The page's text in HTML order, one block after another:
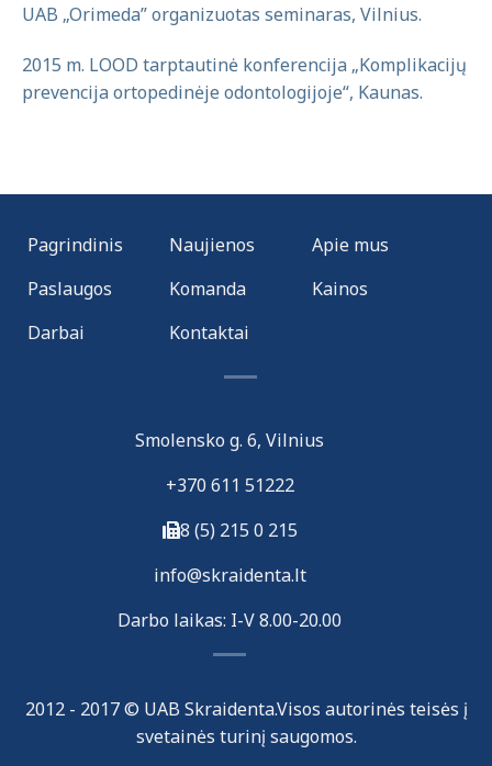
UAB „Orimeda” organizuotas seminaras, Vilnius.
2015 m. LOOD tarptautinė konferencija „Komplikacijų
prevencija ortopedinėje odontologijoje“, Kaunas.
Pagrindinis Naujienos
Apie mus
Paslaugos
Komanda
Kainos
Darbai
Kontaktai
Smolensko g. 6, Vilnius
+370 611 51222
8 (5) 215 0 215
info@skraidenta.lt
Darbo laikas: I-V 8.00-20.00
2012 - 2017 © UAB Skraidenta.Visos autorinės teisės į
svetainės turinį saugomos.